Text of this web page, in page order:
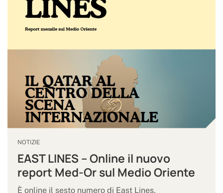
NOTIZIE
EAST LINES – Online il nuovo
report Med-Or sul Medio Oriente
È online il sesto numero di East Lines,